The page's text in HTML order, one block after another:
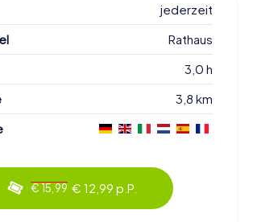
jederzeit
Rathaus
3,0 h
3,8 km
€ 15,99 € 12,99 p.P.